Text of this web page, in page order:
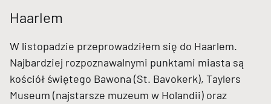
Haarlem
W listopadzie przeprowadziłem się do Haarlem.
Najbardziej rozpoznawalnymi punktami miasta są
kościół świętego Bawona (St. Bavokerk), Taylers
Museum (najstarsze muzeum w Holandii) oraz